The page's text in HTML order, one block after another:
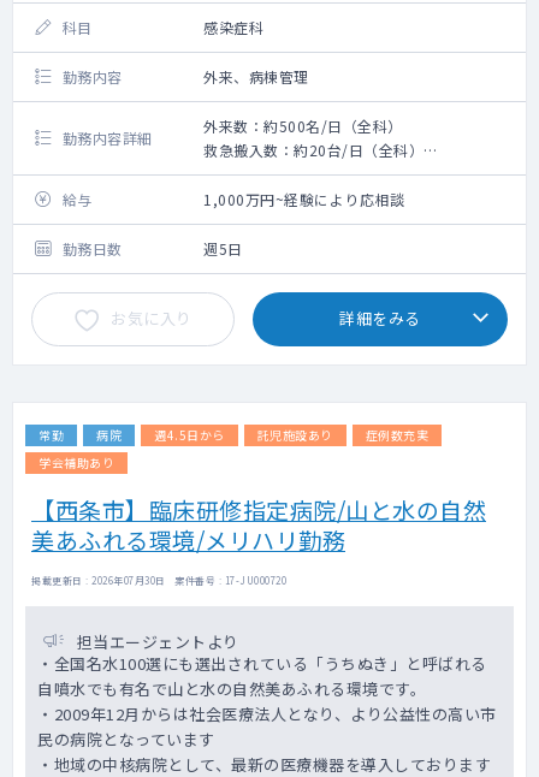
科目 感染症科
勤務内容 外来、病棟管理
勤務内容詳細
外来数：約500名/日（全科）
救急搬入数：約20台/日（全科）
手術数：約2500件/年間
給与
1,000万円~経験により応相談
勤務日数 週5日
お気に入り 詳細をみる
常勤 病院 週4.5日から 託児施設あり
症例数充実
学会補助あり
【西条市】臨床研修指定病院/山と水の自然
美あふれる環境/メリハリ勤務
掲載更新日 : 2026年07月30日 案件番号 : 17-JU000720
担当エージェントより
・全国名水100選にも選出されている「うちぬき」と呼ばれる
自噴水でも有名で山と水の自然美あふれる環境です。
・2009年12月からは社会医療法人となり、より公益性の高い市
民の病院となっています
・地域の中核病院として、最新の医療機器を導入しております